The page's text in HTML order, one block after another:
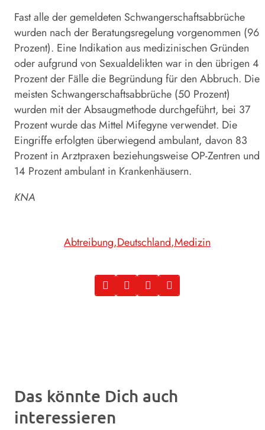
Fast alle der gemeldeten Schwangerschaftsabbrüche
wurden nach der Beratungsregelung vorgenommen (96
Prozent). Eine Indikation aus medizinischen Gründen
oder aufgrund von Sexualdelikten war in den übrigen 4
Prozent der Fälle die Begründung für den Abbruch. Die
meisten Schwangerschaftsabbrüche (50 Prozent)
wurden mit der Absaugmethode durchgeführt, bei 37
Prozent wurde das Mittel Mifegyne verwendet. Die
Eingriffe erfolgten überwiegend ambulant, davon 83
Prozent in Arztpraxen beziehungsweise OP-Zentren und
14 Prozent ambulant in Krankenhäusern.
KNA
Abtreibung Deutschland Medizin
Das könnte Dich auch
interessieren